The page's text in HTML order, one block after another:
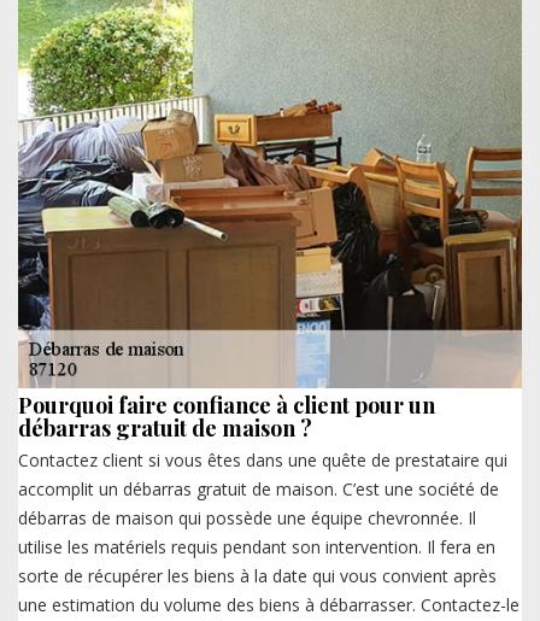
Pourquoi faire confiance à client pour un
débarras gratuit de maison ?
Contactez client si vous êtes dans une quête de prestataire qui
accomplit un débarras gratuit de maison. C’est une société de
débarras de maison qui possède une équipe chevronnée. Il
utilise les matériels requis pendant son intervention. Il fera en
sorte de récupérer les biens à la date qui vous convient après
une estimation du volume des biens à débarrasser. Contactez-le